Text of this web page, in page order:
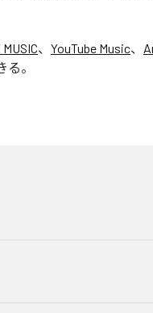
、 YouTube Music、
。